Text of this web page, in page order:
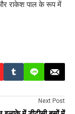
और राकेश पाल के रूप में
Next Post